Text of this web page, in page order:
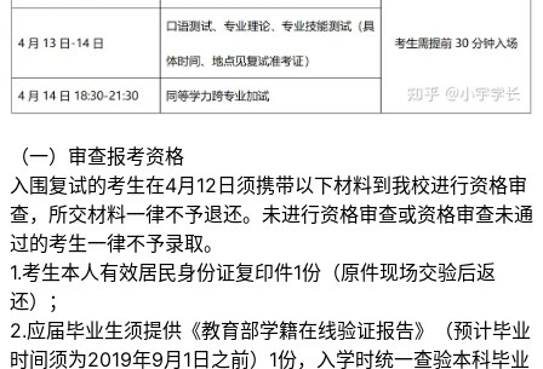
（一）审查报考资格
入围复试的考生在4月12日须携带以下材料到我校进行资格审
查，所交材料一律不予退还。未进行资格审查或资格审查未通
过的考生一律不予录取。
1.考生本人有效居民身份证复印件1份（原件现场交验后返
还）；
2.应届毕业生须提供《教育部学籍在线验证报告》（预计毕业
时间须为2019年9月1日之前）1份，入学时统一查验本科毕业